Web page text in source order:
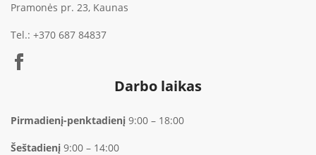
Pramonės pr. 23, Kaunas
Tel.: +370 687 84837
Darbo laikas
Pirmadienį-penktadienį 9:00 – 18:00
Šeštadienį 9:00 – 14:00